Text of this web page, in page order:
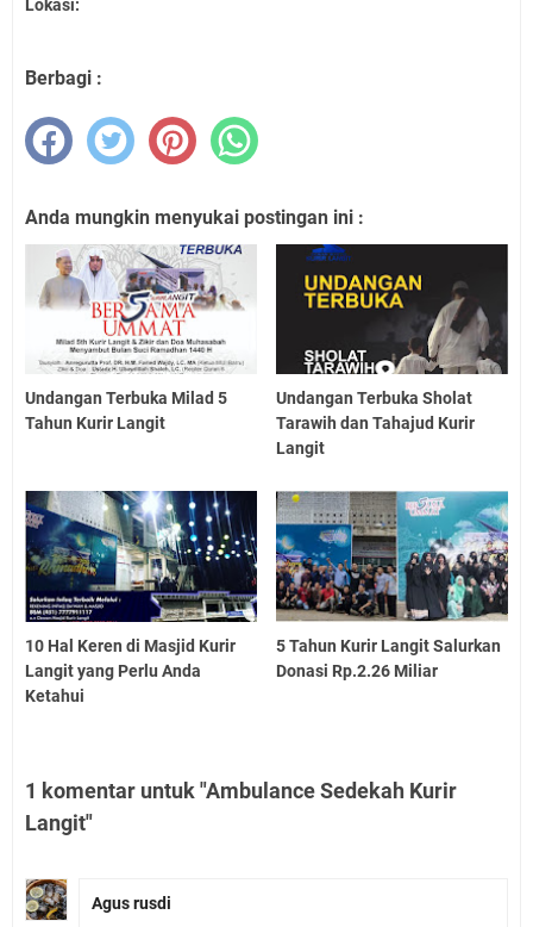
Lokasi:
Berbagi :
Anda mungkin menyukai postingan ini :
Undangan Terbuka Milad 5
Tahun Kurir Langit
Undangan Terbuka Sholat
Tarawih dan Tahajud Kurir
Langit
10 Hal Keren di Masjid Kurir
Langit yang Perlu Anda
Ketahui
5 Tahun Kurir Langit Salurkan
Donasi Rp.2.26 Miliar
1 komentar untuk "Ambulance Sedekah Kurir
Langit"
Agus rusdi